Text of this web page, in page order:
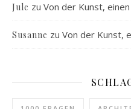
Jule zu Von der Kunst,
Susanne zu Von der Kunst,